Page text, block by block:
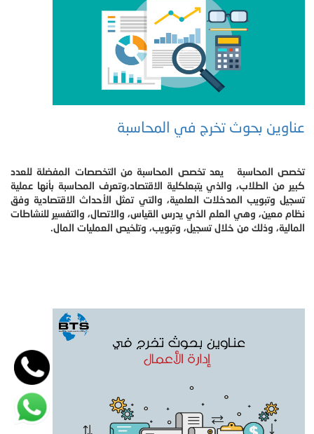
عناوين بحوث تخرج في المحاسبة
تخصص المحاسبة يعد تخصص المحاسبة من التخصصات المفضلة للعدد
كبير من الطلاب، والذي يتبعلكلية الاقتصاد،وتعرف المحاسبة بأنها عملية
تسجيل وتبويب المدخلات العلمية، والتي تمثل الأحداث الاقتصادية وفق
نظام معين، وهي العلم الذي يدرس القياس، والاتصال، والتفسير للنشاطات
المالية، وذلك من خلال تسجيل، وتبويب، وتلخيص العمليات المال.